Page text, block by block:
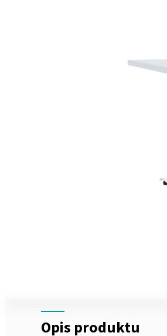
beginning
of
Opis produktu